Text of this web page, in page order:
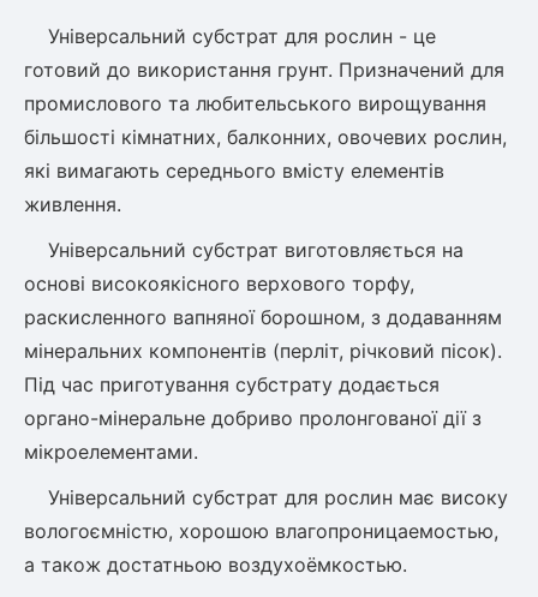
Оливкове Дерево
Мирт
Мушмула
Персик
Алича
Айва
Шовковиця
Агрус
Виноград
Актинідія
Ірга
Ківі
Тамарикс
Декоративні кущі
Пієріс Японський
Вейгела
Барбарис
Пухироплідник
Спірея
Дерен
Штамбові троянди
Бузок
Жасмин (Чубушник)
Будлея
Кизильник
Сітка затіняюча
Садова техніка
Рубальні машини
Граблі тракторні
Картоплесаджалки
Картоплекопалки
Сажалки для чеснока
Універсальний субстрат для рослин - це
готовий до використання грунт. Призначений для
промислового та любительського вирощування
більшості кімнатних, балконних, овочевих рослин,
які вимагають середнього вмісту елементів
живлення.
Універсальний субстрат виготовляється на
основі високоякісного верхового торфу,
раскисленного вапняної борошном, з додаванням
мінеральних компонентів (перліт, річковий пісок).
Під час приготування субстрату додається
органо-мінеральне добриво пролонгованої дії з
мікроелементами.
Універсальний субстрат для рослин має високу
вологоємністю, хорошою влагопроницаемостью,
а також достатньою воздухоёмкостью.